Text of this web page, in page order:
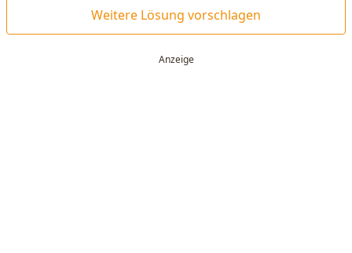
Weitere Lösung vorschlagen